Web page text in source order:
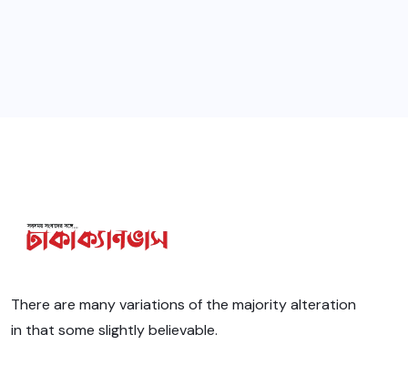
There are many variations of the majority alteration
in that some slightly believable.